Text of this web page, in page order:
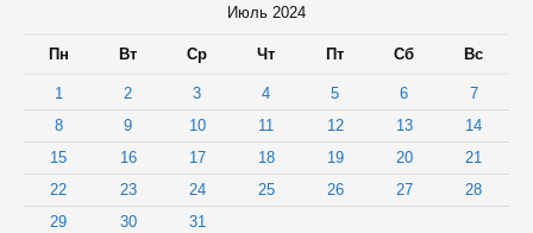
Июль 2024
Пн Вт Ср Чт Пт Сб Вс
1 2 3 4 5 6
7
8
9 10 11 12 13
14
15
16 17 18 19 20
21
22
23 24 25 26 27
28
29
30 31